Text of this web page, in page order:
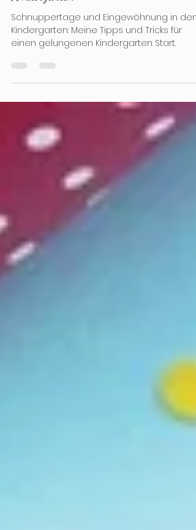
3 Tipps für die Schnuppertage im
Kindergarten
Schnuppertage und Eingewöhnung in den
einen gelungenen Kindergarten Start.